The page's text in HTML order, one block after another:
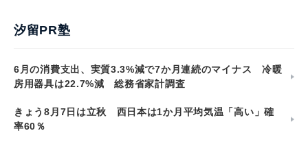
汐留PR塾
6月の消費支出、実質3.3%減で7か月連続のマイナス 冷暖
房用器具は22.7%減 総務省家計調査
きょう8月7日は立秋 西日本は1か月平均気温「高い」確
率60％